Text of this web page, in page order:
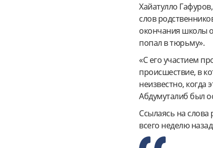
Хайатулло
слов
окончания школы
попал в тюрьму».
«С его участием
происшествие, в
неизвестно, когда
Абдумуталиб был
Ссылаясь на
всего неделю